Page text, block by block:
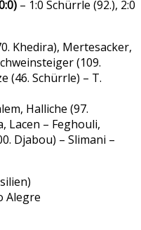
– 1:0 Schürrle (92.), 2:0
Khedira), Mertesacker,
(109.
(46. Schürrle) – T.
Halliche (97.
Lacen – Feghouli,
Djabou) – Slimani –
Alegre